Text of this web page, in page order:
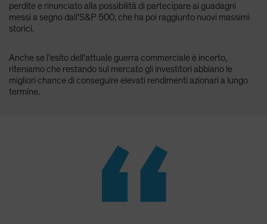
perdite e rinunciato alla possibilità di partecipare ai guadagni
messi a segno dall’S&P 500, che ha poi raggiunto nuovi massimi
storici.
Anche se l’esito dell’attuale guerra commerciale è incerto,
riteniamo che restando sul mercato gli investitori abbiano le
migliori chance di conseguire elevati rendimenti azionari a lungo
termine.